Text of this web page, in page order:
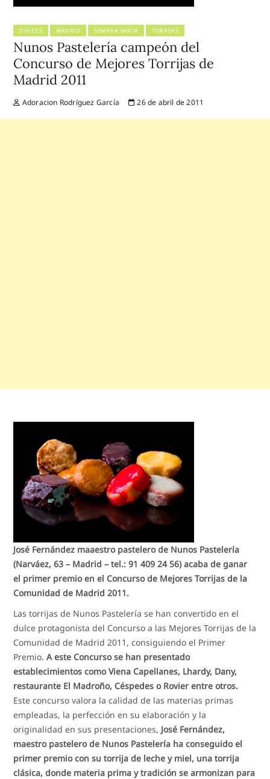
DULCES MADRID SEMANA SANTA TORRIJAS
Nunos Pastelería campeón del
Concurso de Mejores Torrijas de
Madrid 2011
Adoracion Rodríguez García 26 de abril de 2011
José Fernández maaestro pastelero de Nunos Pastelería
(Narváez, 63 – Madrid – tel.: 91 409 24 56) acaba de ganar
el primer premio en el Concurso de Mejores Torrijas de la
Comunidad de Madrid 2011.
Las torrijas de Nunos Pastelería se han convertido en el
dulce protagonista del Concurso a las Mejores Torrijas de la
Comunidad de Madrid 2011, consiguiendo el Primer
Premio.A este Concurso se han presentado
establecimientos como Viena Capellanes, Lhardy, Dany,
restaurante El Madroño, Céspedes o Rovier entre otros.
Este concurso valora la calidad de las materias primas
empleadas, la perfección en su elaboración y la
originalidad en sus presentaciones, José Fernández,
maestro pastelero de Nunos Pastelería ha conseguido el
primer premio con su torrija de leche y miel, una torrija
clásica, donde materia prima y tradición se armonizan para